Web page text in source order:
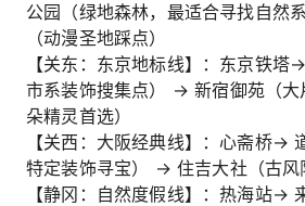
公园（绿地森林，最适合寻找自然
（动漫圣地踩点）
【关东：东京地标线】：东京铁
市系装饰搜集点） → 新宿御苑（大
朵精灵首选）
【关西：大阪经典线】：心斋桥→
特定装饰寻宝） → 住吉大社（古风
【静冈：自然度假线】：热海站→